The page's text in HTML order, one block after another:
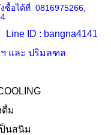
อได้ที่ 0816975266,
ID : bangna4141
และ ปริมลฑล
ม
นสนิม